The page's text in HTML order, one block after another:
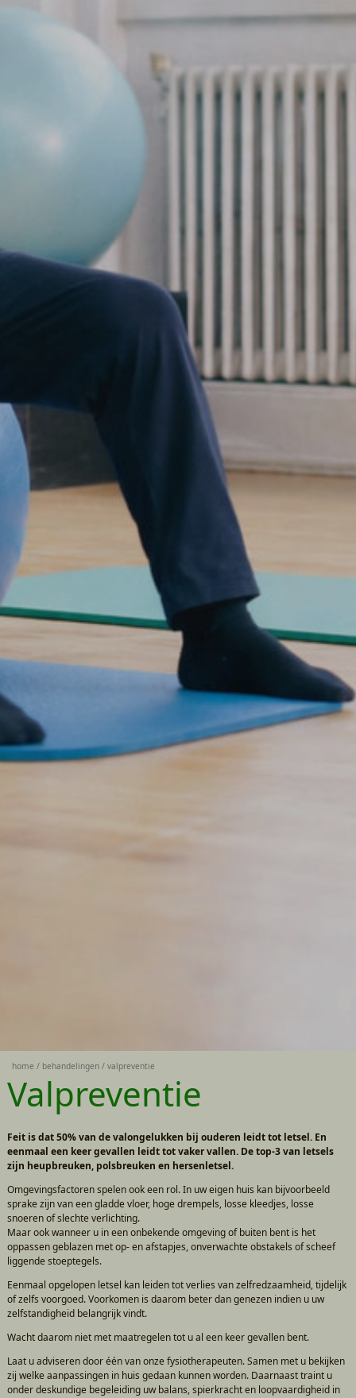
home behandelingen valpreventie
Valpreventie
Feit is dat 50% van de valongelukken bij ouderen leidt tot letsel. En
eenmaal een keer gevallen leidt tot vaker vallen. De top-3 van letsels
zijn heupbreuken, polsbreuken en hersenletsel.
Omgevingsfactoren spelen ook een rol. In uw eigen huis kan bijvoorbeeld
sprake zijn van een gladde vloer, hoge drempels, losse kleedjes, losse
snoeren of slechte verlichting.
Maar ook wanneer u in een onbekende omgeving of buiten bent is het
oppassen geblazen met op- en afstapjes, onverwachte obstakels of scheef
liggende stoeptegels.
Eenmaal opgelopen letsel kan leiden tot verlies van zelfredzaamheid, tijdelijk
of zelfs voorgoed. Voorkomen is daarom beter dan genezen indien u uw
zelfstandigheid belangrijk vindt.
Wacht daarom niet met maatregelen tot u al een keer gevallen bent.
Laat u adviseren door één van onze fysiotherapeuten. Samen met u bekijken
zij welke aanpassingen in huis gedaan kunnen worden. Daarnaast traint u
onder deskundige begeleiding uw balans, spierkracht en loopvaardigheid in